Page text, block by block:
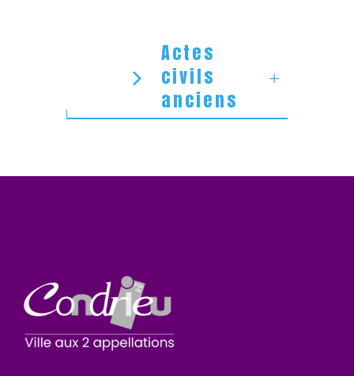
Actes
civils
anciens